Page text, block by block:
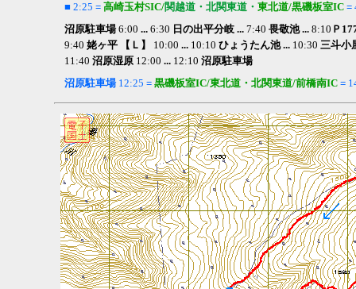
■ 2:25 = 高崎玉村SIC/関越道・北関東道・ 東北道/黒磯板室IC =
沼原駐車場6:00 ... 6:30 日の出平分岐 ... 7:40 畏敬池 ... 8:10 Ｐ
9:40 姥ヶ平 【Ｌ】 10:00 ... 10:10 ひょうたん池 ... 10:30 三斗小
11:40 沼原湿原 12:00 ... 12:10 沼原駐車場
沼原駐車場12:25 = 黒磯板室IC/東北道・北関東道/前橋南IC =